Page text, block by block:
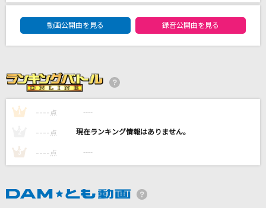
Brad Kane & Lea Salonga
ourselves
君と約束した優しいあの場所まで
DAM★ともボーカルエントリーランキング
動画公開曲を見る
録音公開曲を見る
1 ---- 点 ----
---- 点 ----
3 ---- 点 ----